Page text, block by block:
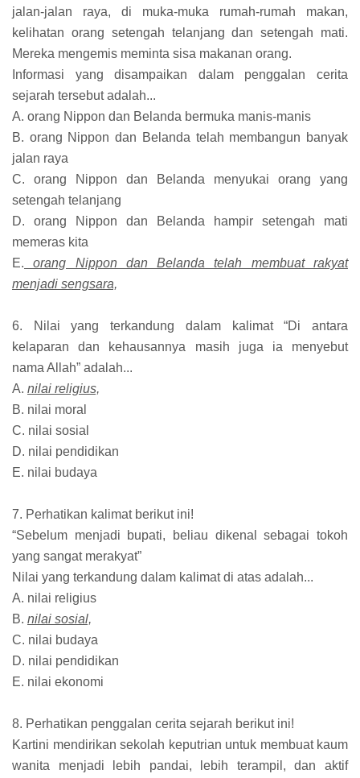
jalan-jalan raya, di muka-muka rumah-rumah makan,
kelihatan orang setengah telanjang dan setengah mati.
Mereka mengemis meminta sisa makanan orang.
Informasi yang disampaikan dalam penggalan cerita
sejarah tersebut adalah...
A. orang Nippon dan Belanda bermuka manis-manis
B. orang Nippon dan Belanda telah membangun banyak
jalan raya
C. orang Nippon dan Belanda menyukai orang yang
setengah telanjang
D. orang Nippon dan Belanda hampir setengah mati
memeras kita
E. orang Nippon dan Belanda telah membuat rakyat
menjadi sengsara,
6. Nilai yang terkandung dalam kalimat “Di antara
kelaparan dan kehausannya masih juga ia menyebut
nama Allah” adalah...
A. nilai religius,
B. nilai moral
C. nilai sosial
D. nilai pendidikan
E. nilai budaya
7. Perhatikan kalimat berikut ini!
“Sebelum menjadi bupati, beliau dikenal sebagai tokoh
yang sangat merakyat”
Nilai yang terkandung dalam kalimat di atas adalah...
A. nilai religius
B. nilai sosial,
C. nilai budaya
D. nilai pendidikan
E. nilai ekonomi
8. Perhatikan penggalan cerita sejarah berikut ini!
Kartini mendirikan sekolah keputrian untuk membuat kaum
wanita menjadi lebih pandai, lebih terampil, dan aktif